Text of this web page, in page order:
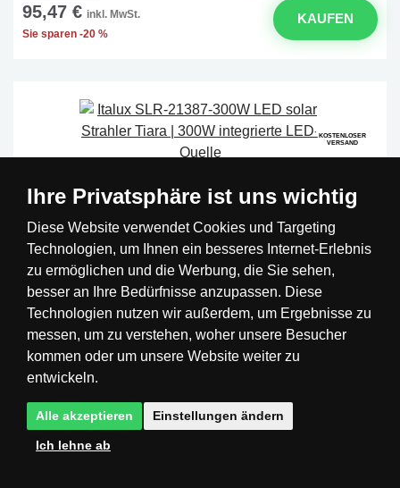
95,47 € inkl. MwSt.
Sie sparen -20 %
KAUFEN
KOSTENLOSER
VERSAND
Italux SLR-21387-300W LED solar Strahler Tiara
| 300W integrierte LED-Quelle
Ihre Privatsphäre ist uns wichtig
Diese Website verwendet Cookies und Targeting
Technologien, um Ihnen ein besseres Internet-Erlebnis
zu ermöglichen und die Werbung, die Sie sehen,
besser an Ihre Bedürfnisse anzupassen. Diese
Technologien nutzen wir außerdem, um Ergebnisse zu
messen, um zu verstehen, woher unsere Besucher
kommen oder um unsere Website weiter zu
entwickeln.
Alle akzeptieren Einstellungen ändern
Ich lehne ab